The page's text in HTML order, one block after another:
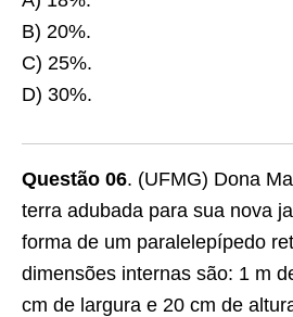
B) 20%.
C) 25%.
D) 30%.
Questão 06. (UFMG) Dona
terra adubada para sua nova
forma de um paralelepípedo
dimensões internas são: 1 m
cm de largura e 20 cm de